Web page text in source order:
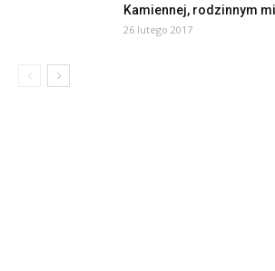
Kamiennej, rodzinnym
26 lutego 2017